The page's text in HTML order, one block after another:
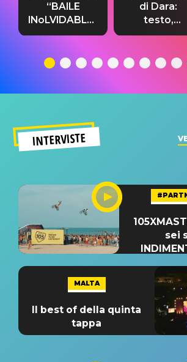
“BAILE
INoLVIDABLE”:
testo,
significato
di Dara:
testo,
traduzione
del singolo
INTERVISTE
sei
MALTA
Il best of della quinta
tappa